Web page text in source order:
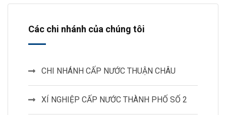
Các chi nhánh của chúng tôi
CHI NHÁNH CẤP NƯỚC THUẬN CHÂU
XÍ NGHIỆP CẤP NƯỚC THÀNH PHỐ SỐ 2